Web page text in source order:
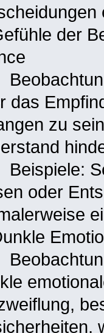
der
das
zu
oder